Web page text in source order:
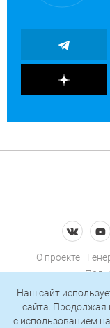
О проекте
Наш сайт
сайта. Продолжая
c использованием